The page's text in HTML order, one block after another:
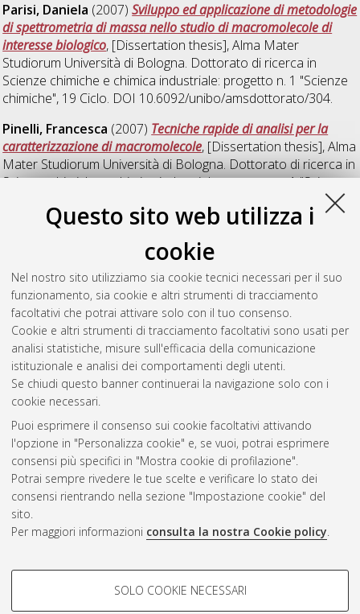
Questo sito web utilizza i
cookie
Nel nostro sito utilizziamo sia cookie tecnici necessari per il suo
funzionamento, sia cookie e altri strumenti di tracciamento
facoltativi che potrai attivare solo con il tuo consenso.
Cookie e altri strumenti di tracciamento facoltativi sono usati per
analisi statistiche, misure sull'efficacia della comunicazione
istituzionale e analisi dei comportamenti degli utenti.
Se chiudi questo banner continuerai la navigazione solo con i
cookie necessari.
Puoi esprimere il consenso sui cookie facoltativi attivando
l'opzione in "Personalizza cookie" e, se vuoi, potrai esprimere
consensi più specifici in "Mostra cookie di profilazione".
Potrai sempre rivedere le tue scelte e verificare lo stato dei
consensi rientrando nella sezione "Impostazione cookie" del
sito.
Per maggiori informazioni consulta la nostra Cookie policy.
COOKIE DI PROFILAZIONE -
SOLO COOKIE NECESSARI
Parisi, Daniela (2007)Sviluppo ed applicazione di metodologie
di spettrometria di massa nello studio di macromolecole di
interesse biologico, [Dissertation thesis], Alma Mater
Studiorum Università di Bologna. Dottorato di ricerca in
Scienze chimiche e chimica industriale: progetto n. 1 "Scienze
chimiche", 19 Ciclo. DOI 10.6092/unibo/amsdottorato/304.
Pinelli, Francesca (2007) Tecniche rapide di analisi per la
caratterizzazione di macromolecole, [Dissertation thesis], Alma
Mater Studiorum Università di Bologna. Dottorato di ricerca in
Scienze chimiche e chimica industriale: progetto n. 1 "Scienze
, 19 Ciclo. DOI 10.6092/unibo/amsdottorato/303.
Pozzi, Romina(2007)Tecniche di monitoraggio ambientale
[Dissertation thesis], Alma Mater Studiorum Università di
Bologna. Dottorato di ricerca inScienze chimiche e chimica
industriale: progetto n. 1 "Scienze chimiche", 19 Ciclo. DOI
10.6092/unibo/amsdottorato/302.
Questa lista e' stata generata ilSun Aug 9 20:38:08 2026
Atom
Rss 1.0
Rss 2.0
ISSN: 2038-7946
Impostazioni Cookie
Informativa sulla privacy